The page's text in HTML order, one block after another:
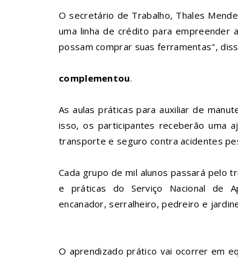
O secretário de Trabalho, Thales
uma linha de crédito para empreender
possam comprar suas ferramentas",
complementou.
As aulas práticas para auxiliar de
isso, os participantes receberão uma
transporte e seguro contra acidentes
Cada grupo de mil alunos passará pelo
e práticas do Serviço Nacional de
encanador, serralheiro, pedreiro e
O aprendizado prático vai ocorrer em